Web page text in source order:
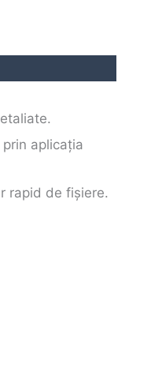
aplicația
rapid de fișiere.